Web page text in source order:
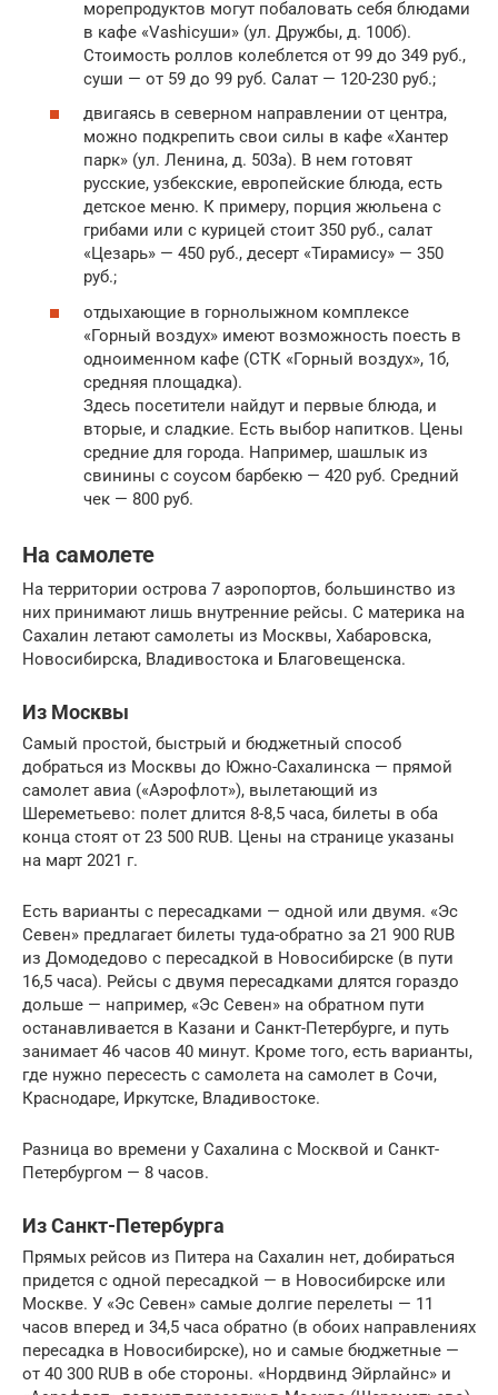
морепродуктов могут побаловать себя блюдами
в кафе «Vashiсуши» (ул. Дружбы, д. 100б).
Стоимость роллов колеблется от 99 до 349 руб.,
суши — от 59 до 99 руб. Салат — 120-230 руб.;
двигаясь в северном направлении от центра,
можно подкрепить свои силы в кафе «Хантер
парк» (ул. Ленина, д. 503а). В нем готовят
русские, узбекские, европейские блюда, есть
детское меню. К примеру, порция жюльена с
грибами или с курицей стоит 350 руб., салат
«Цезарь» — 450 руб., десерт «Тирамису» — 350
руб.;
отдыхающие в горнолыжном комплексе
«Горный воздух» имеют возможность поесть в
одноименном кафе (СТК «Горный воздух», 1б,
средняя площадка).
Здесь посетители найдут и первые блюда, и
вторые, и сладкие. Есть выбор напитков. Цены
средние для города. Например, шашлык из
свинины с соусом барбекю — 420 руб. Средний
чек — 800 руб.
На самолете
На территории острова 7 аэропортов, большинство из
них принимают лишь внутренние рейсы. С материка на
Сахалин летают самолеты из Москвы, Хабаровска,
Новосибирска, Владивостока и Благовещенска.
Из Москвы
Самый простой, быстрый и бюджетный способ
добраться из Москвы до Южно-Сахалинска — прямой
самолет авиа («Аэрофлот»), вылетающий из
Шереметьево: полет длится 8-8,5 часа, билеты в оба
конца стоят от 23 500 RUB. Цены на странице указаны
на март 2021 г.
Есть варианты с пересадками — одной или двумя. «Эс
Севен» предлагает билеты туда-обратно за 21 900 RUB
из Домодедово с пересадкой в Новосибирске (в пути
16,5 часа). Рейсы с двумя пересадками длятся гораздо
дольше — например, «Эс Севен» на обратном пути
останавливается в Казани и Санкт-Петербурге, и путь
занимает 46 часов 40 минут. Кроме того, есть варианты,
где нужно пересесть с самолета на самолет в Сочи,
Краснодаре, Иркутске, Владивостоке.
Разница во времени у Сахалина с Москвой и Санкт-
Петербургом — 8 часов.
Из Санкт-Петербурга
Прямых рейсов из Питера на Сахалин нет, добираться
придется с одной пересадкой — в Новосибирске или
Москве. У «Эс Севен» самые долгие перелеты — 11
часов вперед и 34,5 часа обратно (в обоих направлениях
пересадка в Новосибирске), но и самые бюджетные —
от 40 300 RUB в обе стороны. «Нордвинд Эйрлайнс» и